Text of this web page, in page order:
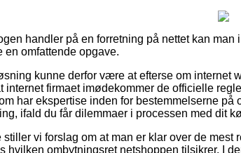
handler på en forretning på nettet kan
en omfattende opgave.
kunne derfor være at efterse om internet
internet firmaet imødekommer de officielle
har ekspertise inden for bestemmelserne på
ifald du får dilemmaer i processen med dit
stiller vi forslag om at man er klar over de
hvilken ombytningsret netshoppen tilsikrer. I